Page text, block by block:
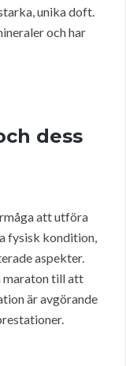
unika doft.
och har
dess
att utföra
fysisk kondition,
aspekter.
maraton till att
är avgörande